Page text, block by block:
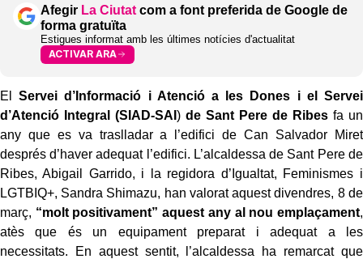
Afegir La Ciutat com a font preferida de Google de
forma gratuïta
Estigues informat amb les últimes notícies d'actualitat
ACTIVAR ARA
ElServei d’Informació i Atenció a les Dones i el Servei
d’Atenció Integral (SIAD-SAI ) de Sant Pere de Ribesfa un
any que es va traslladar a l’edifici de Can Salvador Miret
després d’haver adequat l’edifici. L’alcaldessa de Sant Pere de
Ribes, Abigail Garrido, i la regidora d’Igualtat, Feminismes i
LGTBIQ+, Sandra Shimazu, han valorat aquest divendres, 8 de
març, “molt positivament” aquest any al nou emplaçament,
atès que és un equipament preparat i adequat a les
necessitats. En aquest sentit, l’alcaldessa ha remarcat que